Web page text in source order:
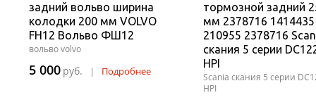
задний вольво ширина
колодки 200 мм VOLVO
FH12 Вольво ФШ12
вольво volvo
5 000 руб. | Подробнее
тормозной задний
мм 2378716 1414435
210955 2378716
скания 5 серии
HPI
Scania скания 5 серии
HPI